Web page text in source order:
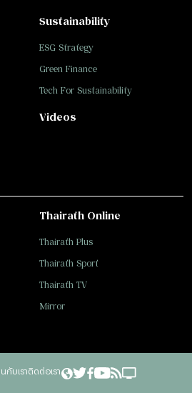
Sustainability
ESG Strategy
Green Finance
Tech For Sustainability
Videos
Thairath Online
Thairath Plus
Thairath Sport
Thairath TV
Mirror
กับเราติดต่อเรา